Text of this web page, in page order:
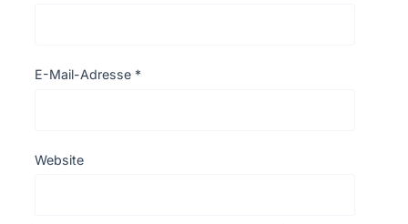
E-Mail-Adresse *
Website